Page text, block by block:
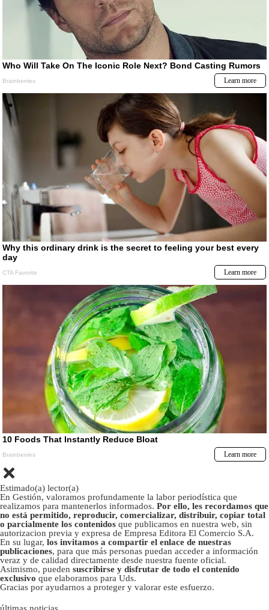
Estimado(a) lector(a)
En Gestión, valoramos profundamente la labor periodística que
realizamos para mantenerlos informados. Por ello, les recordamos que
no está permitido, reproducir, comercializar, distribuir, copiar total
o parcialmente los contenidos que publicamos en nuestra web, sin
autorizacion previa y expresa de Empresa Editora El Comercio S.A.
En su lugar, los invitamos a compartir el enlace de nuestras
publicaciones, para que más personas puedan acceder a información
veraz y de calidad directamente desde nuestra fuente oficial.
Asimismo, pueden suscribirse y disfrutar de todo el contenido
exclusivo que elaboramos para Uds.
Gracias por ayudarnos a proteger y valorar este esfuerzo.